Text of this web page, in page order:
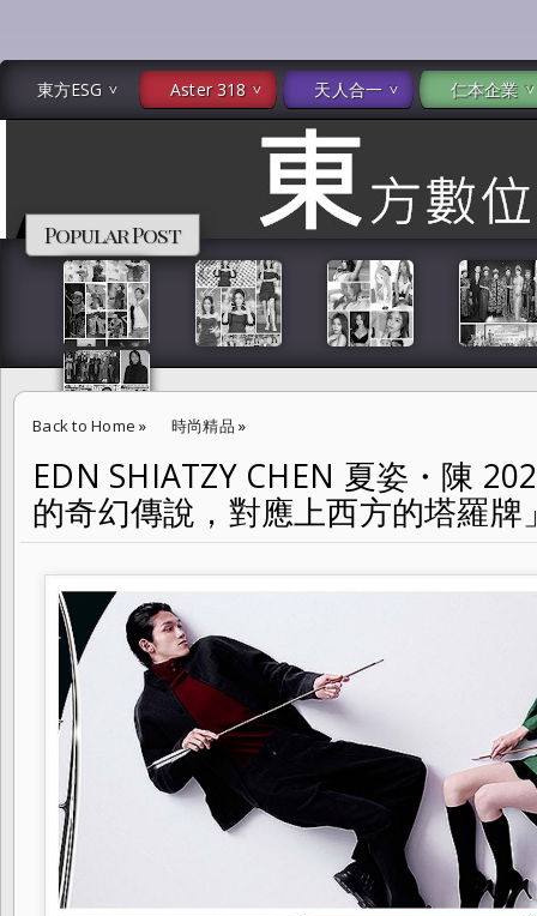
東方ESG Aster 318 天人合一 仁本企業
Popular Post
Back to Home » 時尚精品 »
EDN SHIATZY CHEN 夏姿・陳 2024 七夕情人節「當遠東的奇幻傳說
EDN SHIATZY CHEN 夏姿・陳
的奇幻傳說，對應上西方的塔羅牌